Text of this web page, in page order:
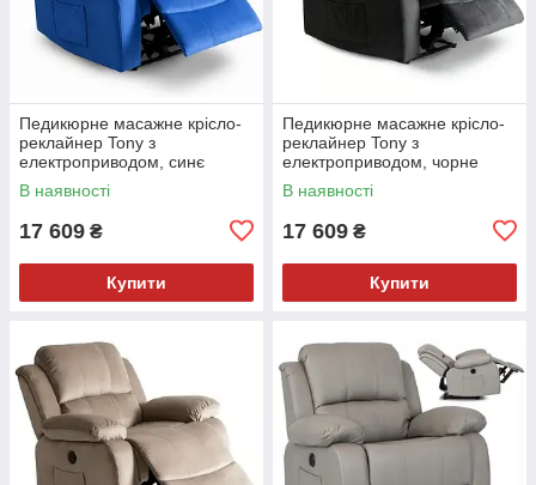
Педикюрне масажне крісло-
реклайнер Tony з
електроприводом, синє
В наявності
17 609 ₴
Купити
Педикюрне масажне крісло-
реклайнер Tony з
електроприводом, чорне
В наявності
17 609 ₴
Купити